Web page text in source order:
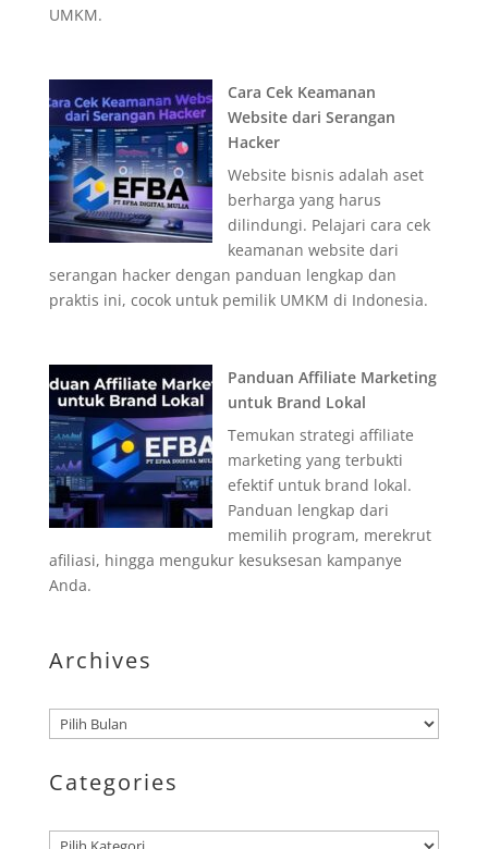
UMKM.
Cara Cek Keamanan
Website dari Serangan
Hacker
Website bisnis adalah aset
berharga yang harus
dilindungi. Pelajari cara cek
keamanan website dari
serangan hacker dengan panduan lengkap dan
praktis ini, cocok untuk pemilik UMKM di Indonesia.
Panduan Affiliate Marketing
untuk Brand Lokal
Temukan strategi affiliate
marketing yang terbukti
efektif untuk brand lokal.
Panduan lengkap dari
memilih program, merekrut
afiliasi, hingga mengukur kesuksesan kampanye
Anda.
Archives
Arsip
Categories
Kategori